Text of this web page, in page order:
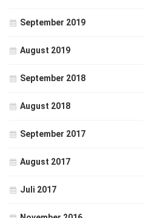
September 2019
August 2019
September 2018
August 2018
September 2017
August 2017
Juli 2017